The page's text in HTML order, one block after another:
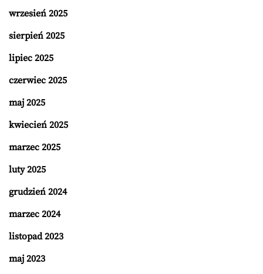
wrzesień 2025
sierpień 2025
lipiec 2025
czerwiec 2025
maj 2025
kwiecień 2025
marzec 2025
luty 2025
grudzień 2024
marzec 2024
listopad 2023
maj 2023